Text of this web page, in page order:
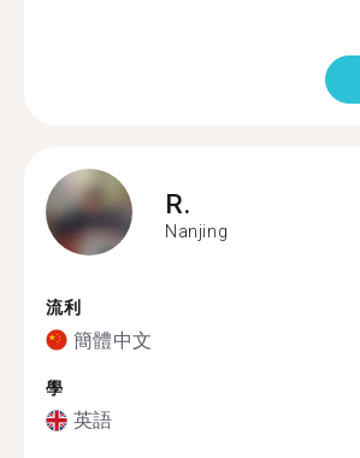
R.
Nanjing
流利
簡體中文
學
英語